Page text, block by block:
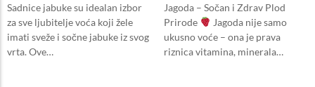
Sadnice jabuke su idealan izbor
za sve ljubitelje voća koji žele
imati sveže i sočne jabuke iz svog
vrta. Ove…
Jagoda – Sočan i Zdrav Plod
Prirode
Jagoda nije samo
ukusno voće – ona je prava
riznica vitamina, minerala…